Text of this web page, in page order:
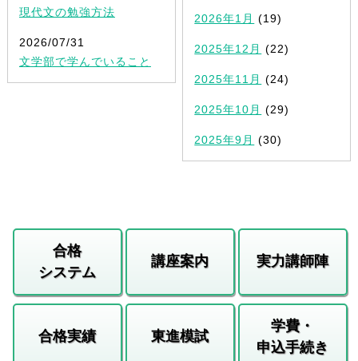
現代文の勉強方法
2026/07/31
文学部で学んでいること
2026年1月 (19)
2025年12月 (22)
2025年11月 (24)
2025年10月 (29)
2025年9月 (30)
合格
システム
講座案内 実力講師陣
合格実績 東進模試
学費・
申込手続き